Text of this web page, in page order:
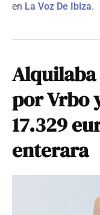
en La Voz De Ibiza.
Alquilaba
por Vrbo
17.329
enterara